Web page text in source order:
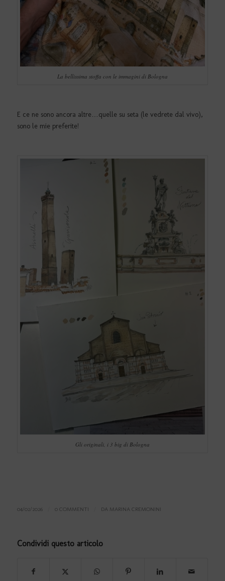
La bellissima stoffa con le immagini di Bologna
E ce ne sono ancora altre…quelle su seta (le vedrete dal vivo),
sono le mie preferite!
Gli originali, i 3 big di Bologna
04/02/2026 0 COMMENTI DA MARINA CREMONINI
Condividi questo articolo